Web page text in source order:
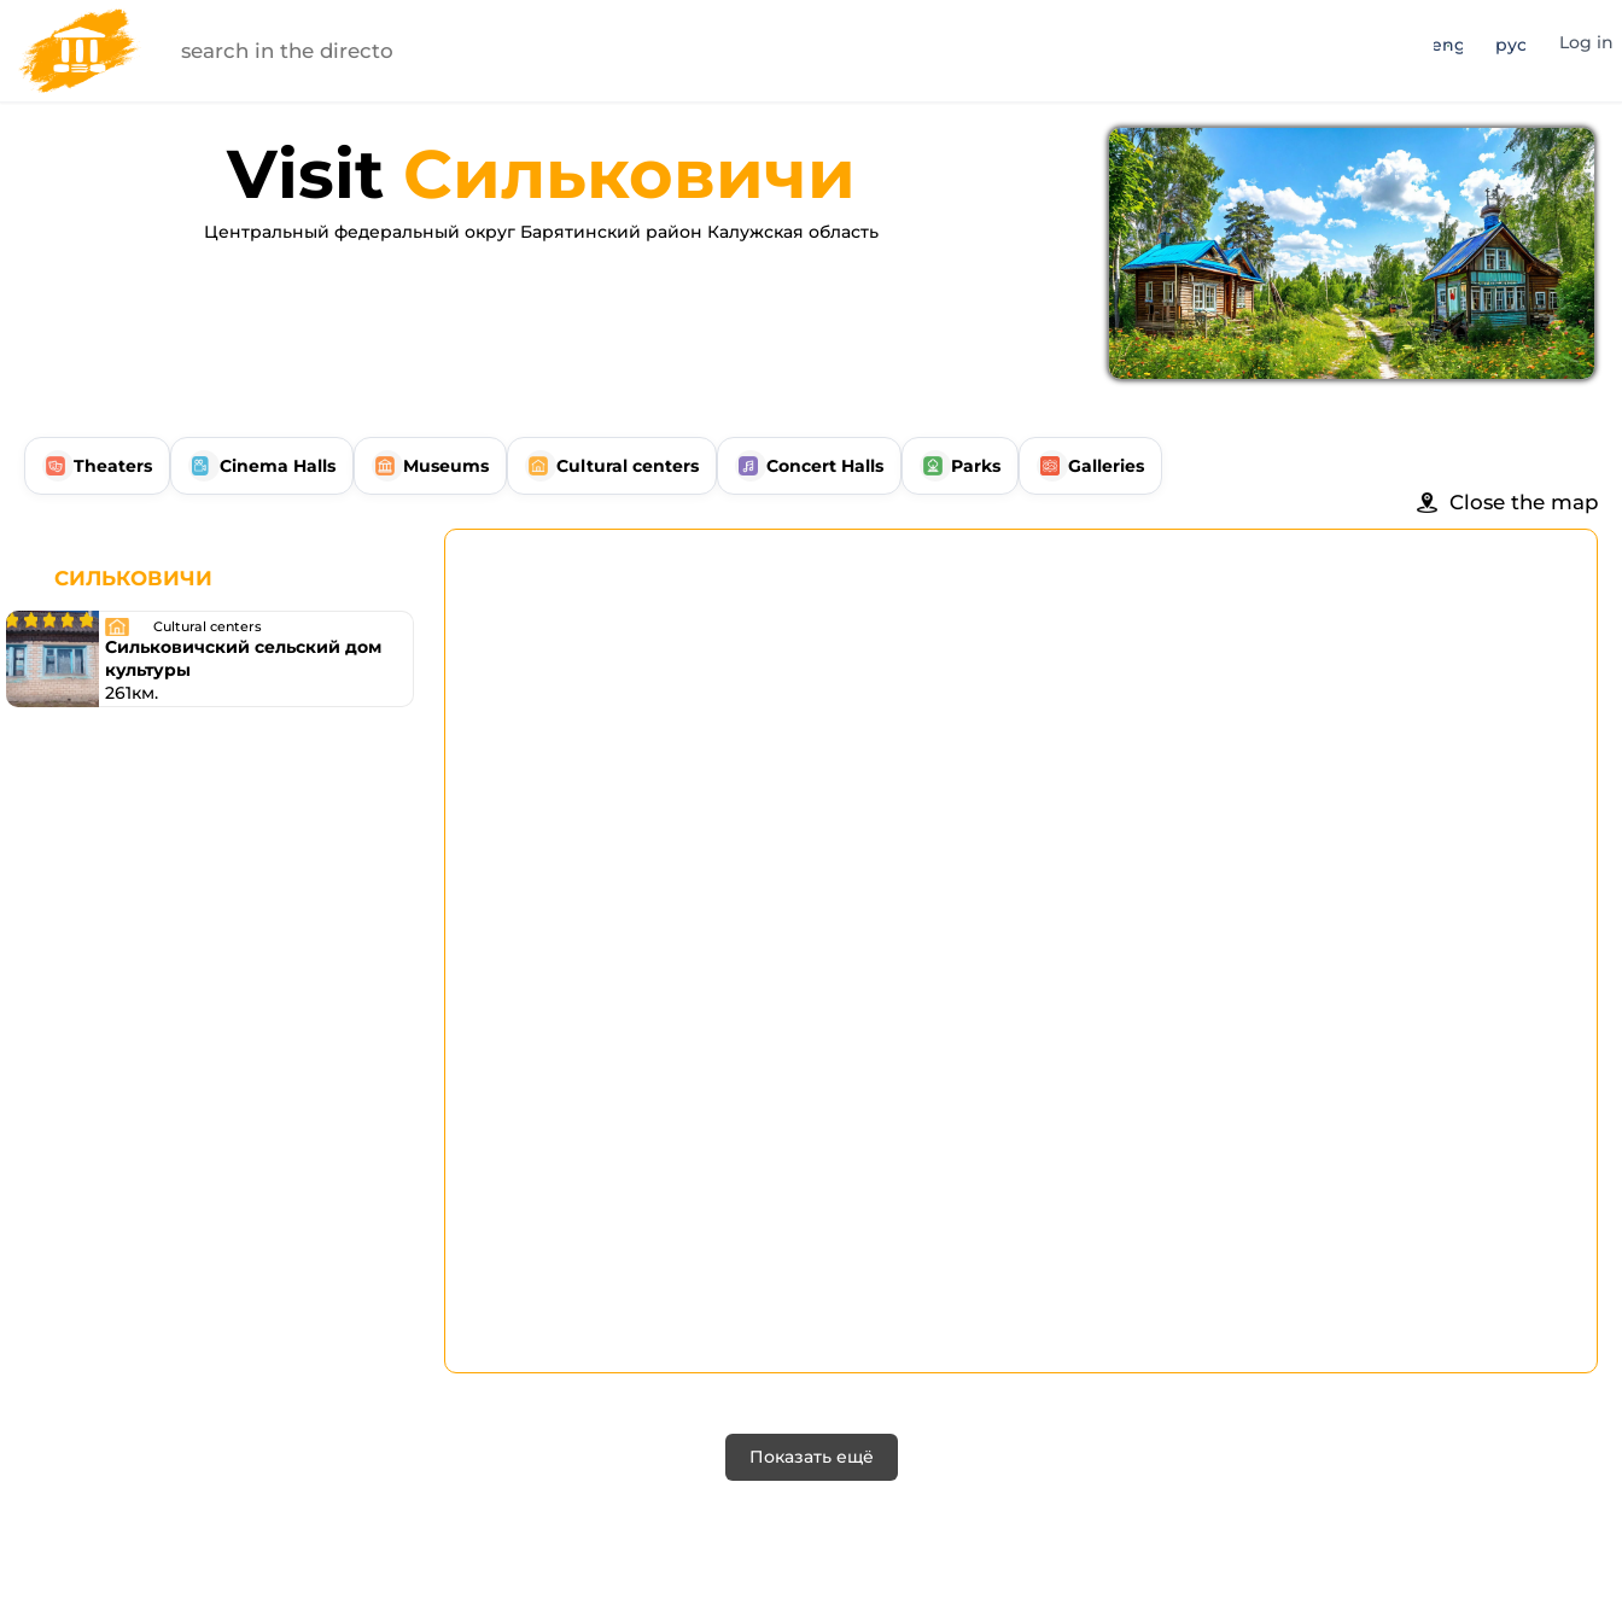
eng рус Log in
Visit Сильковичи
Центральный федеральный округ Барятинский район Калужская область
Close the map
Theaters Cinema Halls Museums Cultural centers Concert Halls Parks Galleries
СИЛЬКОВИЧИ
Cultural centers
Сильковичский сельский дом
культуры
261км.
Показать ещё